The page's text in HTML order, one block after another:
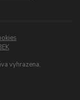
vyhrazena.